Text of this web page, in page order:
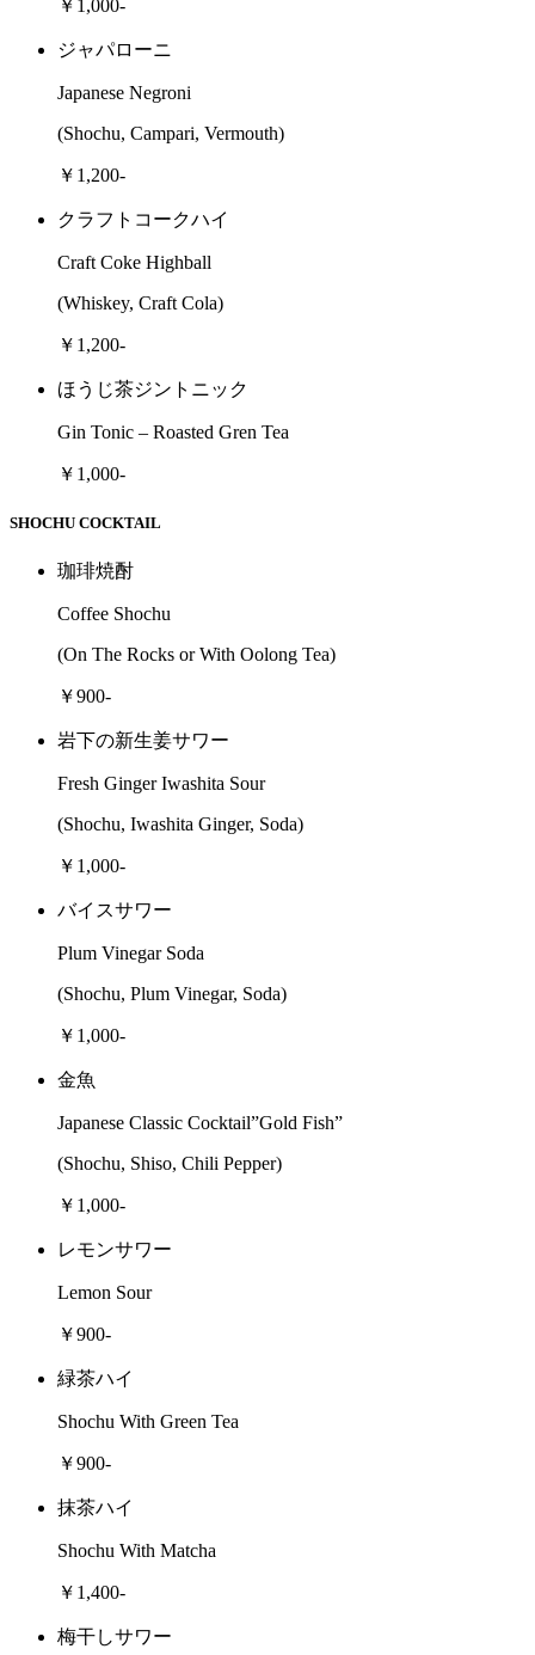
￥1,000-
ジャパローニ
Japanese Negroni
(Shochu, Campari, Vermouth)
￥1,200-
クラフトコークハイ
Craft Coke Highball
(Whiskey, Craft Cola)
￥1,200-
ほうじ茶ジントニック
Gin Tonic – Roasted Gren Tea
￥1,000-
SHOCHU COCKTAIL
珈琲焼酎
Coffee Shochu
(On The Rocks or With Oolong Tea)
￥900-
岩下の新生姜サワー
Fresh Ginger Iwashita Sour
(Shochu, Iwashita Ginger, Soda)
￥1,000-
バイスサワー
Plum Vinegar Soda
(Shochu, Plum Vinegar, Soda)
￥1,000-
金魚
Japanese Classic Cocktail”Gold Fish”
(Shochu, Shiso, Chili Pepper)
￥1,000-
レモンサワー
Lemon Sour
￥900-
緑茶ハイ
Shochu With Green Tea
￥900-
抹茶ハイ
Shochu With Matcha
￥1,400-
梅干しサワー